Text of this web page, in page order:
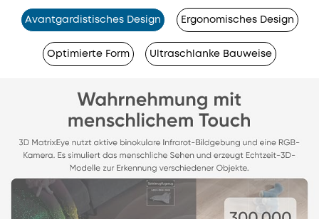
Avantgardistisches Design Ergonomisches Design
Optimierte Form Ultraschlanke Bauweise